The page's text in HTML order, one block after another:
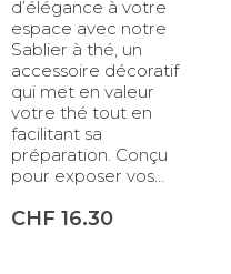
d’élégance à votre
espace avec notre
Sablier à thé, un
accessoire décoratif
qui met en valeur
votre thé tout en
facilitant sa
préparation. Conçu
pour exposer vos…
CHF 16.30